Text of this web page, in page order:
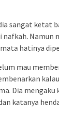
sangat ketat
Namun
hatinya
mau
Dia mengaku
katanya